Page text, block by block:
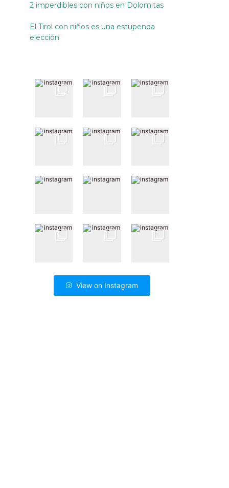
2 imperdibles con niños en Dolomitas
El Tirol con niños es una estupenda
elección
View on Instagram